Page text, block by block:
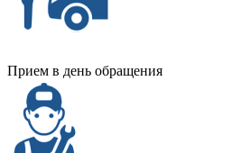
Прием в день обращения